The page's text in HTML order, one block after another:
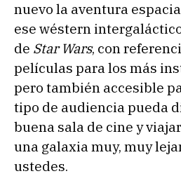
nuevo la aventura
ese wéstern
de Star Wars, con
películas para los más
pero también accesible
tipo de audiencia pueda
buena sala de cine y
una galaxia muy, muy
ustedes.